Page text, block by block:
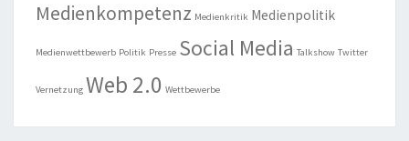
Medienkompetenz Medienkritik Medienpolitik
Medienwettbewerb Politik Presse Social Media Talkshow Twitter
Vernetzung Web 2.0 Wettbewerbe